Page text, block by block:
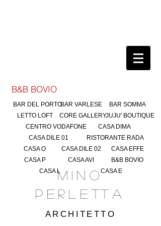
MINO
PERLETTA
ARCHITETTO
B&B BOVIO
BAR DEL PORTOBAR VARLESE
BAR SOMMA
LETTO LOFT
CORE GALLERYJUJU' BOUTIQUE
CENTRO VODAFONE
CASA DIMA
CASA DILE 01
RISTORANTE RADA
CASA O
CASA DILE 02
CASA EFFE
CASA P
CASA AVI
B&B BOVIO
CASA L
CASA E